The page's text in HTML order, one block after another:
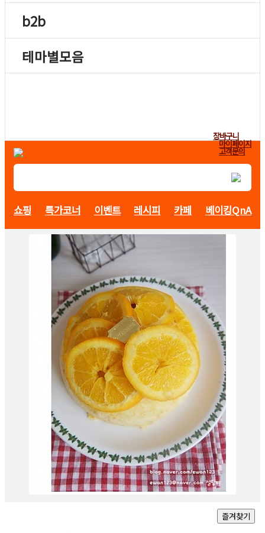
b2b
테마별모음
장바구니
마이페이지
고객문의
쇼핑 특가코너 이벤트 레시피 카페 베이킹QnA